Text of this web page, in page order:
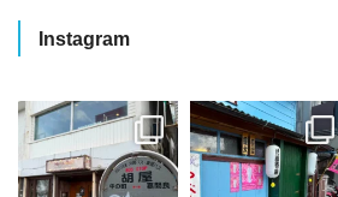
Instagram